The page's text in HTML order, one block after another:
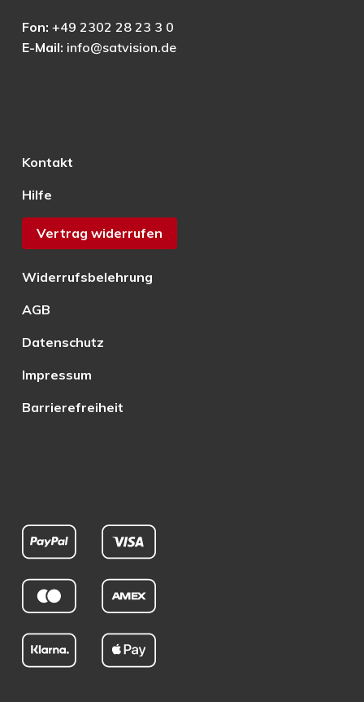
Fon: +49 2302 28 23 3 0
E-Mail: info@satvision.de
Kontakt
Hilfe
Vertrag widerrufen
Widerrufsbelehrung
AGB
Datenschutz
Impressum
Barrierefreiheit